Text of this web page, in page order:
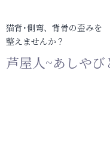
猫背･側弯、背骨の歪みを
整えませんか？
芦屋人~あしやび